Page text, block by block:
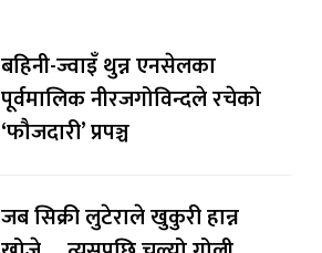
बहिनी-ज्वाइँ थुन्न एनसेलका
पूर्वमालिक नीरजगोविन्दले रचेको
‘फौजदारी’ प्रपञ्च
जब सिक्री लुटेराले खुकुरी हान्न